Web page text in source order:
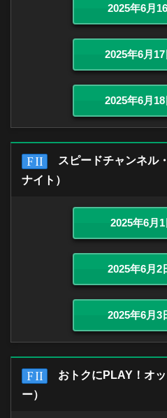
2025年6月
2025年6月
2025年6月
スピードチャンネル
ナイト）
2025年6月
2025年6月2
2025年6月3
おトクにPLAY！オ
ー）